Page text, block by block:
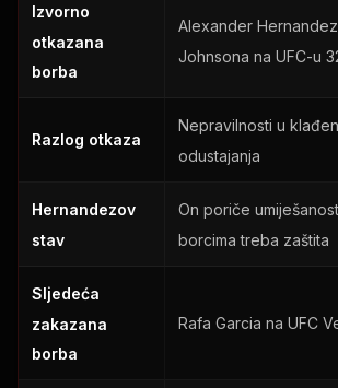
Izvorno
otkazana
borba
Alexander
Johnsona na UFC-u
Razlog otkaza
Nepravilnosti u
odustajanja
Hernandezov
stav
On poriče
borcima treba zaštita
Sljedeća
zakazana
borba
Rafa Garcia na UFC